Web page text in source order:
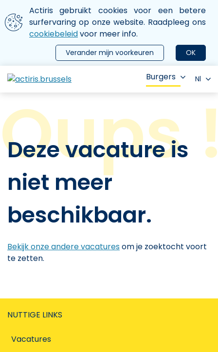
Aller au contenu principal
We gebruiken cookies
Actiris gebruikt cookies voor een betere
surfervaring op onze website. Raadpleeg ons
cookiebeleidvoor meer info.
OK
Verander mijn voorkeuren
le menu
Burgers Nl
Deze vacature is
niet meer
beschikbaar.
Bekijk onze andere vacaturesom je zoektocht voort
te zetten.
NUTTIGE LINKS
Vacatures